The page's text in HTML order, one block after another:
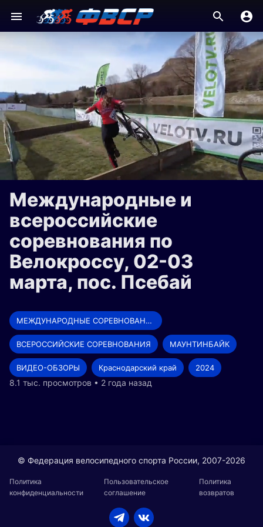
Международные и
всероссийские
соревнования по
Велокроссу, 02-03
марта, пос. Псебай
МЕЖДУНАРОДНЫЕ СОРЕВНОВАНИЯ
ВСЕРОССИЙСКИЕ СОРЕВНОВАНИЯ МАУНТИНБАЙК
ВИДЕО-ОБЗОРЫ Краснодарский край 2024
8.1 тыс. просмотров • 2 года назад
© Федерация велосипедного спорта России, 2007-2026
Политика
конфиденциальности
Пользовательское
соглашение
Политика
возвратов